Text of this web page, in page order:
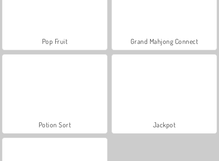
Pop Fruit Grand Mahjong Connect
Potion Sort Jackpot